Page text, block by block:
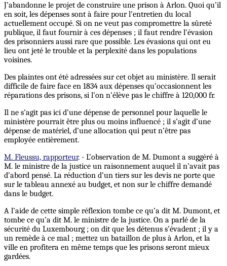
J’abandonne le projet de construire une prison à Arlon. Quoi qu’il
en soit, les dépenses sont à faire pour l’entretien du local
actuellement occupé. Si on ne veut pas compromettre la sûreté
publique, il faut fournir à ces dépenses ; il faut rendre l’évasion
des prisonniers aussi rare que possible. Les évasions qui ont eu
lieu ont jeté le trouble et la perplexité dans les populations
voisines.
Des plaintes ont été adressées sur cet objet au ministère. Il serait
difficile de faire face en 1834 aux dépenses qu’occasionnent les
réparations des prisons, si l’on n’élève pas le chiffre à 120,000 fr.
Il ne s’agit pas ici d’une dépense de personnel pour laquelle le
ministère pourrait être plus ou moins influencé ; il s’agit d’une
dépense de matériel, d’une allocation qui peut n’être pas
employée entièrement.
M. Fleussu, rapporteur. - L’observation de M. Dumont a suggéré à
M. le ministre de la justice un raisonnement auquel il n’avait pas
d’abord pensé. La réduction d’un tiers sur les devis ne porte que
sur le tableau annexé au budget, et non sur le chiffre demandé
dans le budget.
A l’aide de cette simple réflexion tombe ce qu’a dit M. Dumont, et
tombe ce qu’a dit M. le ministre de la justice. On a parlé de la
sécurité du Luxembourg ; on dit que les détenus s’évadent ; il y a
un remède à ce mal ; mettez un bataillon de plus à Arlon, et la
ville en profitera en même temps que les prisons seront mieux
gardées.